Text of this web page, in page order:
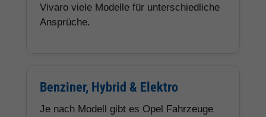
Vivaro viele Modelle für unterschiedliche
Ansprüche.
Benziner, Hybrid & Elektro
Je nach Modell gibt es Opel Fahrzeuge